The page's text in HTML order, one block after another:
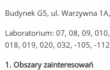
Budynek G5, ul. Warzywna
Laboratorium: 07, 08, 09,
018, 019, 020, 032, -105, -
1. Obszary zainteresowań